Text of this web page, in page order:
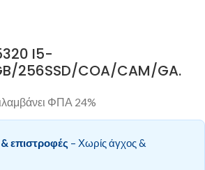
I5-
256SSD/COA/CAM/GA.
ΦΠΑ 24%
επιστροφές – Χωρίς άγχος &